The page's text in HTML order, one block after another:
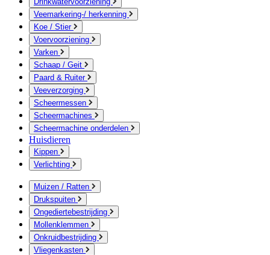
Veemarkering-/ herkenning
Koe / Stier
Voervoorziening
Varken
Schaap / Geit
Paard & Ruiter
Veeverzorging
Scheermessen
Scheermachines
Scheermachine onderdelen
Huisdieren
Kippen
Verlichting
Muizen / Ratten
Drukspuiten
Ongediertebestrijding
Mollenklemmen
Onkruidbestrijding
Vliegenkasten